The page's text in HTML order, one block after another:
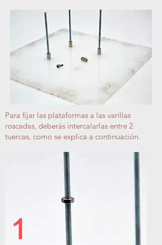
Para fijar las plataformas a las varillas
roscadas, deberás intercalarlas entre 2
tuercas, como se explica a continuación.